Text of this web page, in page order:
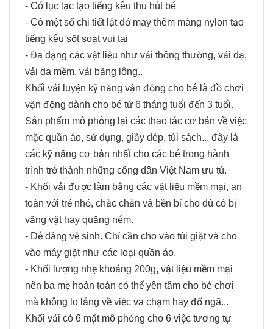
- Có lục lạc tạo tiếng kêu thu hút bé
- Có một số chi tiết lật dở may thêm màng nylon tạo
tiếng kêu sột soạt vui tai
- Đa dạng các vật liệu như vải thông thường, vải dạ,
vải da mềm, vải băng lông..
Khối vải luyện kỹ năng vận động cho bé là đồ chơi
vận động dành cho bé từ 6 tháng tuổi đến 3 tuổi.
Sản phẩm mô phỏng lại các thao tác cơ bản về việc
mặc quần áo, sử dụng, giầy dép, túi sách... đây là
các kỹ năng cơ bản nhất cho các bé trong hành
trình trở thành những công dân Việt Nam ưu tú.
- Khối vải được làm bằng các vật liệu mềm mại, an
toàn với trẻ nhỏ, chắc chắn và bền bỉ cho dù có bị
văng vật hay quăng ném.
- Dễ dàng vệ sinh. Chỉ cần cho vào túi giặt và cho
vào máy giặt như các loại quần áo.
- Khối lượng nhẹ khoảng 200g, vật liệu mềm mại
nên ba mẹ hoàn toàn có thể yên tâm cho bé chơi
mà không lo lắng về việc va chạm hay đổ ngã...
Khối vải có 6 mặt mô phỏng cho 6 việc tương tự